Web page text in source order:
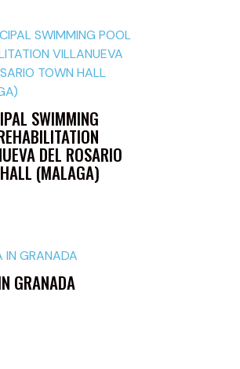
SWIMMING
DEL ROSARIO
(MALAGA)
GRANADA